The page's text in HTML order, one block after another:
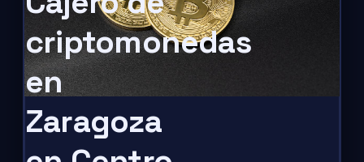
criptomonedas
en
Zaragoza